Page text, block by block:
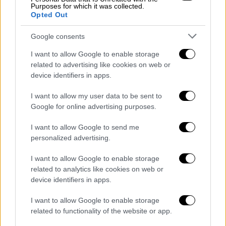
Purposes for which it was collected.
Opted Out
Google consents
I want to allow Google to enable storage
related to advertising like cookies on web or
device identifiers in apps.
I want to allow my user data to be sent to
Google for online advertising purposes.
I want to allow Google to send me
personalized advertising.
I want to allow Google to enable storage
related to analytics like cookies on web or
device identifiers in apps.
I want to allow Google to enable storage
related to functionality of the website or app.
Τελικά κέρδισε πολύ παραπάνω
Μετά από τον μακρύ αγώνα, η απόφαση
διέταξε τους σιδηροδρόμους
καταβάλουν 15.000 ρουπίες (180 ευρώ)ως
ξεχωριστεί αποζημίωση και επιπλέον τις 20
ρουπίες με τόκο 12%, για κάθε έτος από το
1999 έως το 2022. Το δικαστήριο
αποφάνθηκε επίσης ότι εάν το ποσό δεν
χρονικού διαστήματος των 30 ημερών,το
Ο κ. Chaturvedi δήλωσε ότι η αποζημίωση
που έλαβε ήταν πενιχρή και δεν
αναπληρώνει την ψυχική οδύνη που του